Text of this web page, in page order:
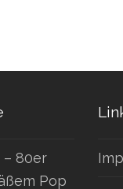
– 80er
Pop